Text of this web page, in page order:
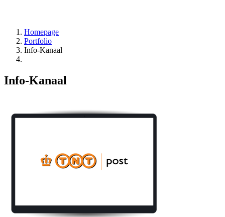
Homepage
Portfolio
Info-Kanaal
Info-Kanaal